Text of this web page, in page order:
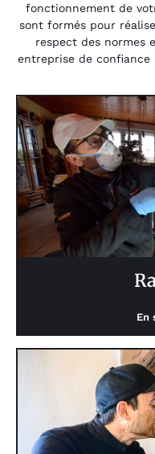
fonctionnement de
sont formés pour
respect des normes
entreprise de
En